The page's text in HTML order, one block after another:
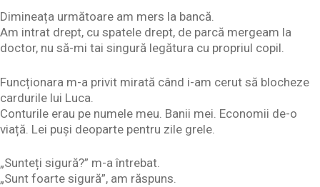
Dimineața următoare am mers la bancă.
Am intrat drept, cu spatele drept, de parcă mergeam la
doctor, nu să-mi tai singură legătura cu propriul copil.
Funcționara m-a privit mirată când i-am cerut să blocheze
cardurile lui Luca.
Conturile erau pe numele meu. Banii mei. Economii de-o
viață. Lei puși deoparte pentru zile grele.
„Sunteți sigură?” m-a întrebat.
„Sunt foarte sigură”, am răspuns.